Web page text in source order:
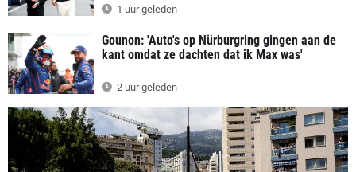
1 uur geleden
Gounon: 'Auto's op Nürburgring gingen aan de
kant omdat ze dachten dat ik Max was'
2 uur geleden